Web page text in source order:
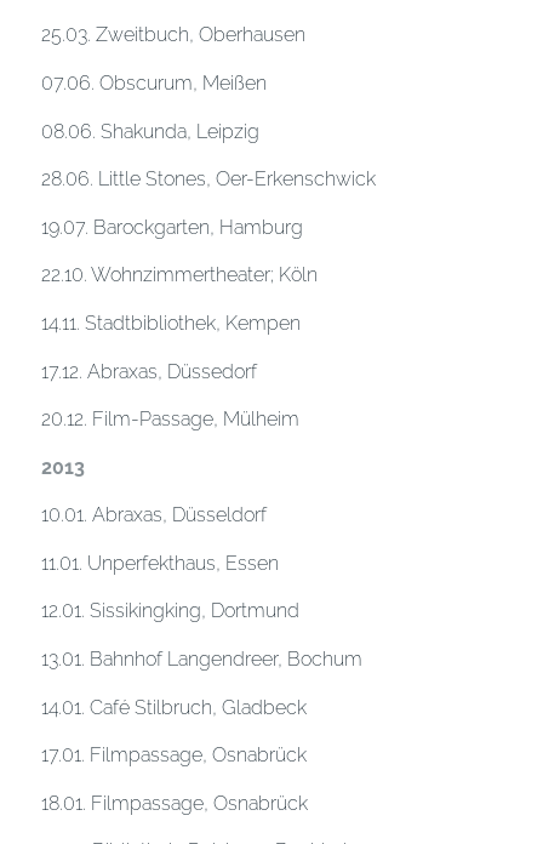
25.03. Zweitbuch, Oberhausen
07.06. Obscurum, Meißen
08.06. Shakunda, Leipzig
28.06. Little Stones, Oer-Erkenschwick
19.07. Barockgarten, Hamburg
22.10. Wohnzimmertheater; Köln
14.11. Stadtbibliothek, Kempen
17.12. Abraxas, Düssedorf
20.12. Film-Passage, Mülheim
2013
10.01. Abraxas, Düsseldorf
11.01. Unperfekthaus, Essen
12.01. Sissikingking, Dortmund
13.01. Bahnhof Langendreer, Bochum
14.01. Café Stilbruch, Gladbeck
17.01. Filmpassage, Osnabrück
18.01. Filmpassage, Osnabrück